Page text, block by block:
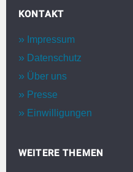
KONTAKT
Impressum
Datenschutz
Über uns
Presse
Einwilligungen
WEITERE THEMEN